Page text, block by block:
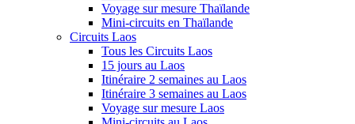
Voyage sur mesure Thaïlande
Mini-circuits en Thaïlande
Circuits Laos
Tous les Circuits Laos
15 jours au Laos
Itinéraire 2 semaines au Laos
Itinéraire 3 semaines au Laos
Voyage sur mesure Laos